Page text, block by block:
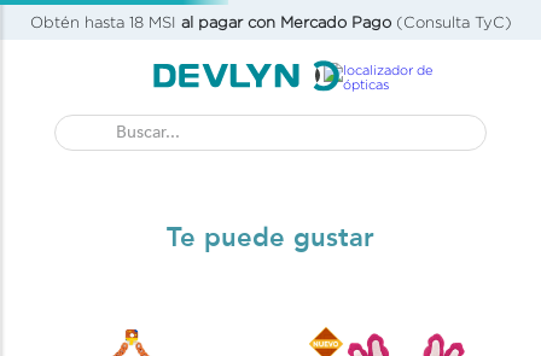
Obtén hasta 18 MSI al pagar con Mercado Pago(Consulta TyC)
Buscar...
Te puede gustar